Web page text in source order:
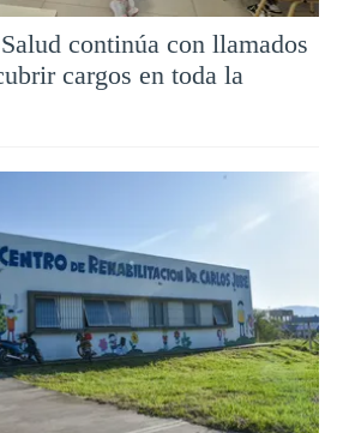
Salud continúa con llamados
cargos en toda la